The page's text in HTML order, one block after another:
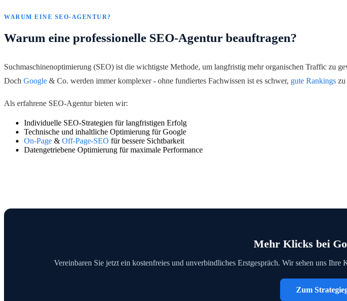
WARUM EINE SEO-AGENTUR?
Warum eine professionelle SEO-Agentur beauftragen?
Suchmaschinenoptimierung (SEO) ist die wichtigste Methode, um langfristig mehr organischen Traffic zu
Doch Google & Co. werden immer komplexer - ohne fundiertes Fachwissen ist es schwer, gute Rankings zu
Als erfahrene SEO-Agentur bieten wir:
Individuelle SEO-Strategien für langfristigen Erfolg
Technische und inhaltliche Optimierung für Google
On-Page & Off-Page-SEO für bessere Sichtbarkeit
Datengetriebene Optimierung für maximale Performance
Mehr Klicks bei
Vereinbaren Sie jetzt ein kostenfreies und unverbindliches Erstgespräch. Wir sehen uns
Zum